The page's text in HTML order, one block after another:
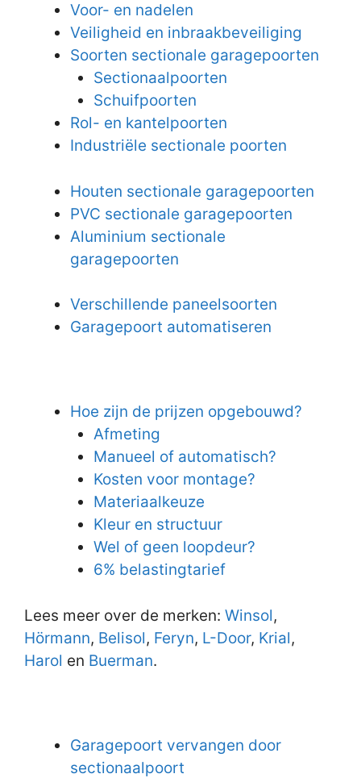
Voor- en nadelen
Veiligheid en inbraakbeveiliging
Soorten sectionale garagepoorten
Sectionaalpoorten
Schuifpoorten
Rol- en kantelpoorten
Industriële sectionale poorten
Houten sectionale garagepoorten
PVC sectionale garagepoorten
Aluminium sectionale
garagepoorten
Verschillende paneelsoorten
Garagepoort automatiseren
Hoe zijn de prijzen opgebouwd?
Afmeting
Manueel of automatisch?
Kosten voor montage?
Materiaalkeuze
Kleur en structuur
Wel of geen loopdeur?
6% belastingtarief
Lees meer over de merken: Winsol,
Hörmann, Belisol, Feryn, L-Door, Krial,
Harol en Buerman.
Garagepoort vervangen door
sectionaalpoort